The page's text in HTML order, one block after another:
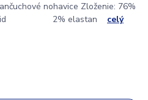
nohavice Zloženie: 76%
2% elastan celý